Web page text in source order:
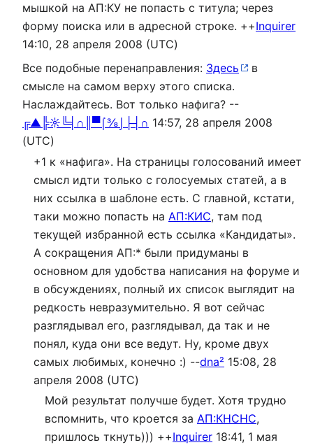
мышкой на АП:КУ не попасть с титула; через
форму поиска или в адресной строке. ++Inquirer
14:10, 28 апреля 2008 (UTC)
Все подобные перенаправления: Здесь
в
смысле на самом верху этого списка.
Наслаждайтесь. Вот только нафига? --
╔▲╠☼╚╡∩║▀⌠⅜⌡├┤∩ 14:57, 28 апреля 2008
(UTC)
+1 к «нафига». На страницы голосований имеет
смысл идти только с голосуемых статей, а в
них ссылка в шаблоне есть. С главной, кстати,
таки можно попасть на АП:КИС, там под
текущей избранной есть ссылка «Кандидаты».
А сокращения АП:* были придуманы в
основном для удобства написания на форуме и
в обсуждениях, полный их список выглядит на
редкость невразумительно. Я вот сейчас
разглядывал его, разглядывал, да так и не
понял, куда они все ведут. Ну, кроме двух
самых любимых, конечно :) --dna² 15:08, 28
апреля 2008 (UTC)
Мой результат получше будет. Хотя трудно
вспомнить, что кроется за АП:КНСНС,
пришлось ткнуть))) ++Inquirer 18:41, 1 мая